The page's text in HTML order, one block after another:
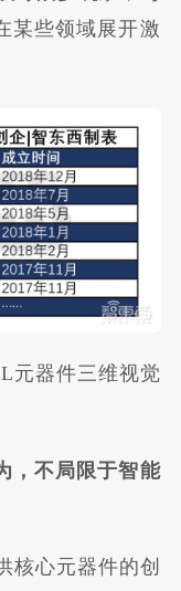
某些领域展开激
元器件三维视觉
，不局限于智能
核心元器件的创